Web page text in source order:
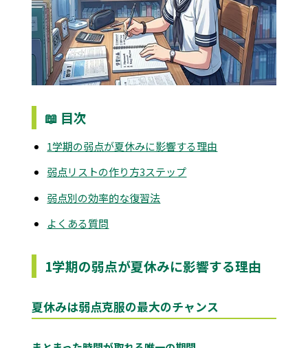
📖 目次
1学期の弱点が夏休みに影響する理由
弱点リストの作り方3ステップ
弱点別の効率的な復習法
よくある質問
1学期の弱点が夏休みに影響する理由
夏休みは弱点克服の最大のチャンス